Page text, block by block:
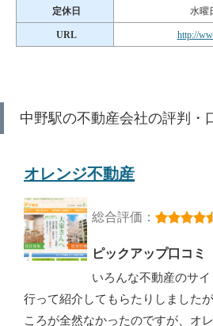
定休日 水曜
URL http://
中野駅の不動産会社の評判・
オレンジ不動産
総合評価：
ピックアップ口コミ
いろんな不動産のサ
行って紹介してもらたりしました
ころが全然なかったのですが、オ